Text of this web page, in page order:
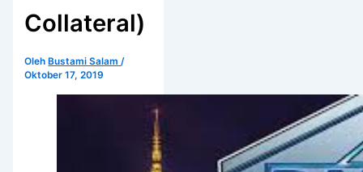
Collateral)
Oleh Bustami Salam/
Oktober 17, 2019